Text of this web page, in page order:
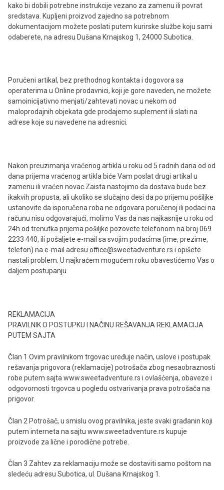
kako bi dobili potrebne instrukcije vezano za zamenu ili povrat
sredstava. Kupljeni proizvod zajedno sa potrebnom
dokumentacijom možete poslati putem kurirske službe koju sami
odaberete, na adresu Dušana Krnajskog 1, 24000 Subotica.
Poručeni artikal, bez prethodnog kontakta i dogovora sa
operaterima u Online prodavnici, koji je gore naveden, ne možete
samoinicijativno menjati/zahtevati novac u nekom od
maloprodajnih objekata gde prodajemo suplement ili slati na
adrese koje su navedene na adresnici.
Nakon preuzimanja vraćenog artikla u roku od 5 radnih dana od od
dana prijema vraćenog artikla biće Vam poslat drugi artikal u
zamenu ili vraćen novac.Zaista nastojimo da dostava bude bez
ikakvih propusta, ali ukoliko se slučajno desi da po prijemu pošiljke
ustanovite da isporučena roba ne odgovara poručenoj ili podaci na
računu nisu odgovarajući, molimo Vas da nas najkasnije u roku od
24h od trenutka prijema pošiljke pozovete telefonom na broj 069
2233 440, ili pošaljete e-mail sa svojim podacima (ime, prezime,
telefon) na e-mail adresu office@sweetadventure.rs i opišete
nastali problem. U najkraćem mogućem roku obavestićemo Vas o
daljem postupanju.
REKLAMACIJA
PRAVILNIK O POSTUPKU I NAČINU REŠAVANJA REKLAMACIJA
PUTEM SAJTA
Član 1 Ovim pravilnikom trgovac uređuje način, uslove i postupak
rešavanja prigovora (reklamacije) potrošača zbog nesaobraznosti
robe putem sajta www.sweetadventure.rs i ovlašćenja, obaveze i
odgovornosti trgovca u pogledu ostvarivanja prava potrošača na
prigovor.
Član 2 Potrošač, u smislu ovog pravilnika, jeste svaki građanin koji
putem interneta na sajtu www.sweetadventure.rs kupuje
proizvode za lične i porodične potrebe.
Član 3 Zahtev za reklamaciju može se dostaviti samo poštom na
sledeću adresu Subotica, ul. Dušana Krnajskog 1.